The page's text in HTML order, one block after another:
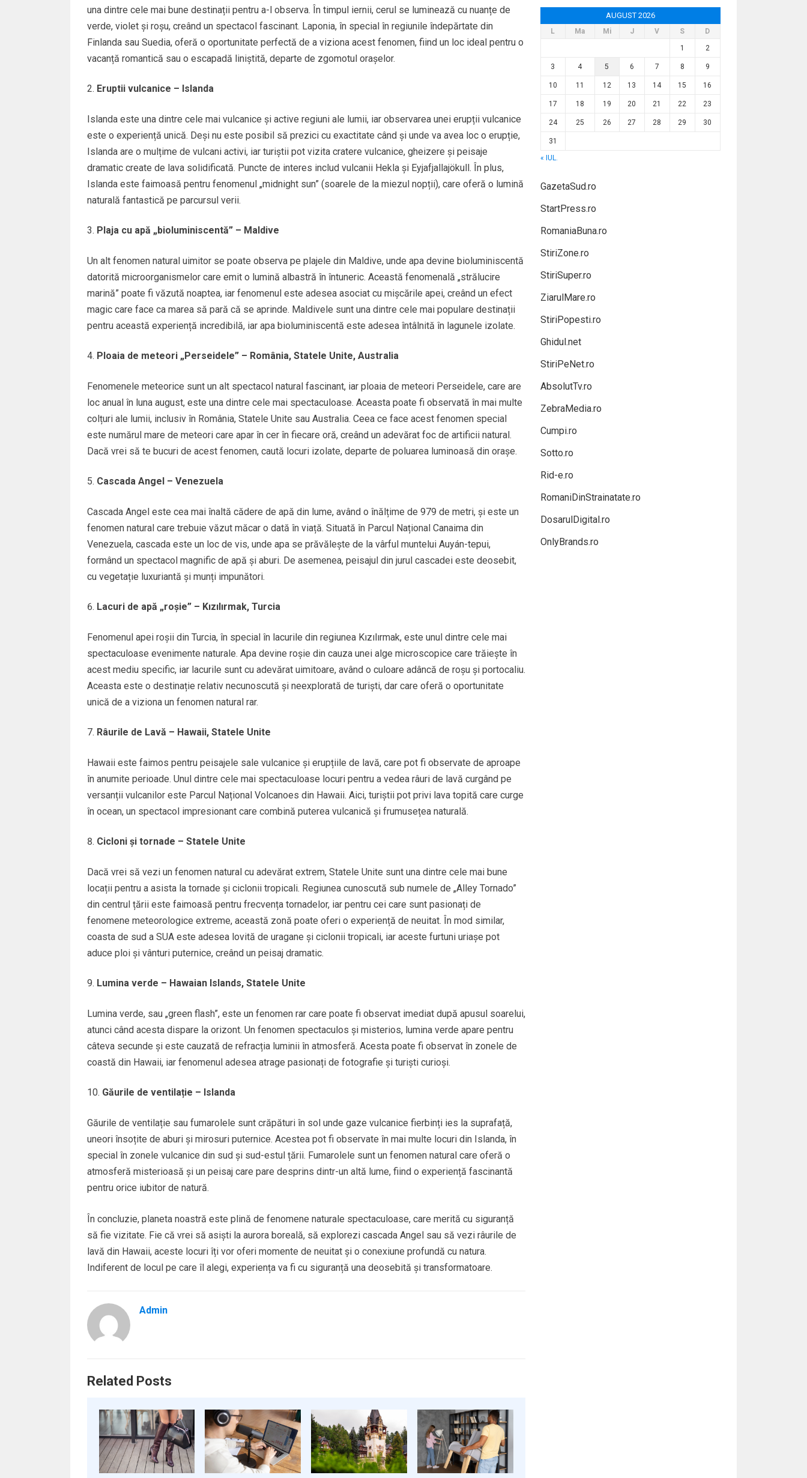
una dintre cele mai bune destinații pentru a-l observa. În timpul iernii, cerul se luminează cu nuanțe de
verde, violet și roșu, creând un spectacol fascinant. Laponia, în special în regiunile îndepărtate din
Finlanda sau Suedia, oferă o oportunitate perfectă de a viziona acest fenomen, fiind un loc ideal pentru o
vacanță romantică sau o escapadă liniștită, departe de zgomotul orașelor.
Eruptii vulcanice – Islanda
Islanda este una dintre cele mai vulcanice și active regiuni ale lumii, iar observarea unei erupții vulcanice
este o experiență unică. Deși nu este posibil să prezici cu exactitate când și unde va avea loc o erupție,
Islanda are o mulțime de vulcani activi, iar turiștii pot vizita cratere vulcanice, gheizere și peisaje
dramatic create de lava solidificată. Puncte de interes includ vulcanii Hekla și Eyjafjallajökull. În plus,
Islanda este faimoasă pentru fenomenul „midnight sun” (soarele de la miezul nopții), care oferă o lumină
naturală fantastică pe parcursul verii.
Plaja cu apă „bioluminiscentă” – Maldive
Un alt fenomen natural uimitor se poate observa pe plajele din Maldive, unde apa devine bioluminiscentă
datorită microorganismelor care emit o lumină albastră în întuneric. Această fenomenală „strălucire
marină” poate fi văzută noaptea, iar fenomenul este adesea asociat cu mișcările apei, creând un efect
magic care face ca marea să pară că se aprinde. Maldivele sunt una dintre cele mai populare destinații
pentru această experiență incredibilă, iar apa bioluminiscentă este adesea întâlnită în lagunele izolate.
Ploaia de meteori „Perseidele” – România, Statele Unite, Australia
Fenomenele meteorice sunt un alt spectacol natural fascinant, iar ploaia de meteori Perseidele, care are
loc anual în luna august, este una dintre cele mai spectaculoase. Aceasta poate fi observată în mai multe
colțuri ale lumii, inclusiv în România, Statele Unite sau Australia. Ceea ce face acest fenomen special
este numărul mare de meteori care apar în cer în fiecare oră, creând un adevărat foc de artificii natural.
Dacă vrei să te bucuri de acest fenomen, caută locuri izolate, departe de poluarea luminoasă din orașe.
Cascada Angel – Venezuela
Cascada Angel este cea mai înaltă cădere de apă din lume, având o înălțime de 979 de metri, și este un
fenomen natural care trebuie văzut măcar o dată în viață. Situată în Parcul Național Canaima din
Venezuela, cascada este un loc de vis, unde apa se prăvălește de la vârful muntelui Auyán-tepui,
formând un spectacol magnific de apă și aburi. De asemenea, peisajul din jurul cascadei este deosebit,
cu vegetație luxuriantă și munți impunători.
Lacuri de apă „roșie” – Kızılırmak, Turcia
Fenomenul apei roșii din Turcia, în special în lacurile din regiunea Kızılırmak, este unul dintre cele mai
spectaculoase evenimente naturale. Apa devine roșie din cauza unei alge microscopice care trăiește în
acest mediu specific, iar lacurile sunt cu adevărat uimitoare, având o culoare adâncă de roșu și portocaliu.
Aceasta este o destinație relativ necunoscută și neexplorată de turiști, dar care oferă o oportunitate
unică de a viziona un fenomen natural rar.
Râurile de Lavă – Hawaii, Statele Unite
Hawaii este faimos pentru peisajele sale vulcanice și erupțiile de lavă, care pot fi observate de aproape
în anumite perioade. Unul dintre cele mai spectaculoase locuri pentru a vedea râuri de lavă curgând pe
versanții vulcanilor este Parcul Național Volcanoes din Hawaii. Aici, turiștii pot privi lava topită care curge
în ocean, un spectacol impresionant care combină puterea vulcanică și frumusețea naturală.
Cicloni și tornade – Statele Unite
Dacă vrei să vezi un fenomen natural cu adevărat extrem, Statele Unite sunt una dintre cele mai bune
locații pentru a asista la tornade și ciclonii tropicali. Regiunea cunoscută sub numele de „Alley Tornado”
din centrul țării este faimoasă pentru frecvența tornadelor, iar pentru cei care sunt pasionați de
fenomene meteorologice extreme, această zonă poate oferi o experiență de neuitat. În mod similar,
coasta de sud a SUA este adesea lovită de uragane și ciclonii tropicali, iar aceste furtuni uriașe pot
aduce ploi și vânturi puternice, creând un peisaj dramatic.
Lumina verde – Hawaian Islands, Statele Unite
Lumina verde, sau „green flash”, este un fenomen rar care poate fi observat imediat după apusul soarelui,
atunci când acesta dispare la orizont. Un fenomen spectaculos și misterios, lumina verde apare pentru
câteva secunde și este cauzată de refracția luminii în atmosferă. Acesta poate fi observat în zonele de
coastă din Hawaii, iar fenomenul adesea atrage pasionați de fotografie și turiști curioși.
Găurile de ventilație – Islanda
Găurile de ventilație sau fumarolele sunt crăpături în sol unde gaze vulcanice fierbinți ies la suprafață,
uneori însoțite de aburi și mirosuri puternice. Acestea pot fi observate în mai multe locuri din Islanda, în
special în zonele vulcanice din sud și sud-estul țării. Fumarolele sunt un fenomen natural care oferă o
atmosferă misterioasă și un peisaj care pare desprins dintr-un altă lume, fiind o experiență fascinantă
pentru orice iubitor de natură.
În concluzie, planeta noastră este plină de fenomene naturale spectaculoase, care merită cu siguranță
să fie vizitate. Fie că vrei să asişti la aurora boreală, să explorezi cascada Angel sau să vezi râurile de
lavă din Hawaii, aceste locuri îți vor oferi momente de neuitat și o conexiune profundă cu natura.
Indiferent de locul pe care îl alegi, experiența va fi cu siguranță una deosebită și transformatoare.
Admin
Related Posts
AUGUST 2026
L Ma Mi J V S
D
1
2
3 4 5 6 7 8 9
10 11 12 13 14 15 16
17 18 19 20 21 22 23
24 25 26 27 28 29 30
31
« IUL.
GazetaSud.ro
StartPress.ro
RomaniaBuna.ro
StiriZone.ro
StiriSuper.ro
ZiarulMare.ro
StiriPopesti.ro
Ghidul.net
StiriPeNet.ro
AbsolutTv.ro
ZebraMedia.ro
Cumpi.ro
Sotto.ro
Rid-e.ro
RomaniDinStrainatate.ro
DosarulDigital.ro
OnlyBrands.ro